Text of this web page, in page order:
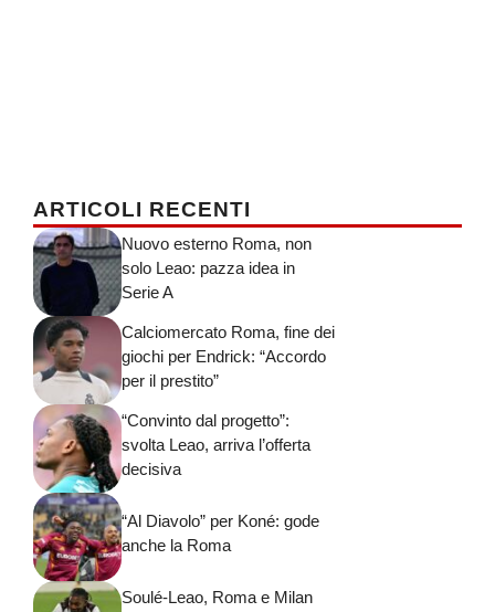
ARTICOLI RECENTI
Nuovo esterno Roma, non
solo Leao: pazza idea in
Serie A
Calciomercato Roma, fine dei
giochi per Endrick: “Accordo
per il prestito”
“Convinto dal progetto”:
svolta Leao, arriva l’offerta
decisiva
“Al Diavolo” per Koné: gode
anche la Roma
Soulé-Leao, Roma e Milan